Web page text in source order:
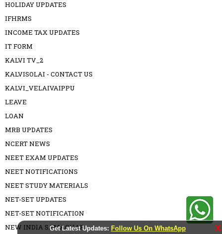
Get Latest Updates: Follow Us On WhatsApp X
HOLIDAY UPDATES
IFHRMS
INCOME TAX UPDATES
IT FORM
KALVI TV_2
KALVISOLAI - CONTACT US
KALVI_VELAIVAIPPU
LEAVE
LOAN
MRB UPDATES
NCERT NEWS
NEET EXAM UPDATES
NEET NOTIFICATIONS
NEET STUDY MATERIALS
NET-SET UPDATES
NET-SET NOTIFICATION
NEW INDIA SAMACHAR